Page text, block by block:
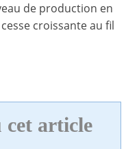
de production en
croissante au fil
cet article